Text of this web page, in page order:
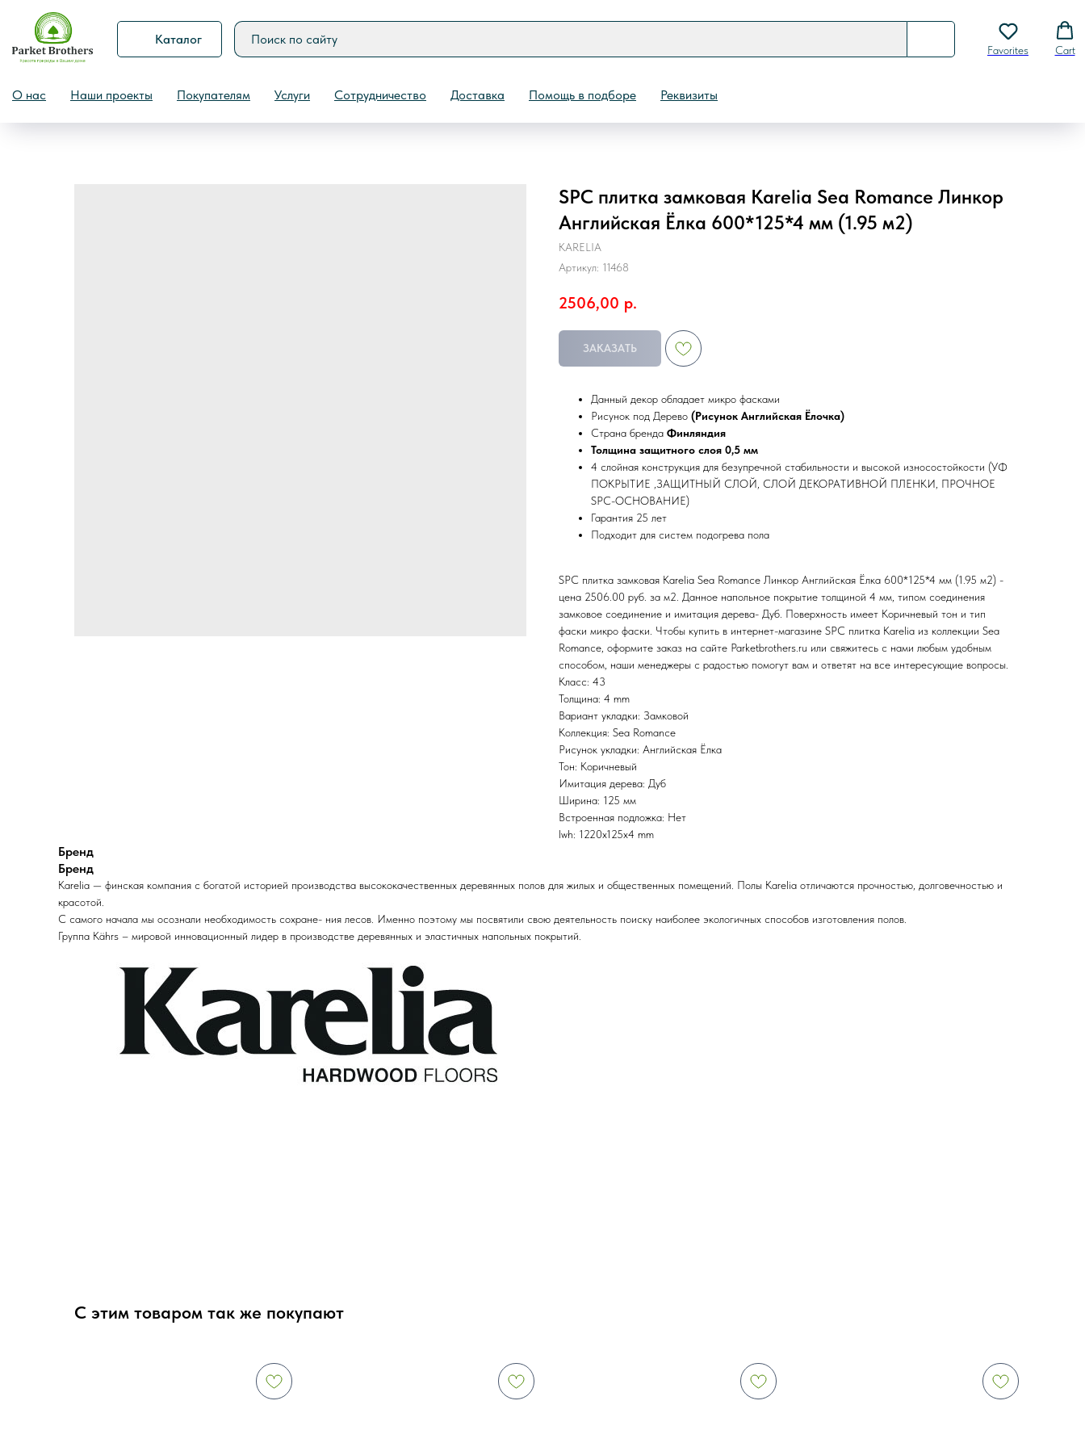
Каталог
Favorites Cart
О нас Наши проекты Покупателям Услуги Сотрудничество Доставка Помощь в подборе Реквизиты
НазадSPC плитка замковая Karelia Sea Romance Линкор
Английская Ёлка 600*125*4 мм (1.95 м2)
KARELIA
Артикул: 11468
2506,00 р.
ЗАКАЗАТЬ
Данный декор обладает микро фасками
Рисунок под Дерево (Рисунок Английская Ёлочка)
Страна бренда Финляндия
Толщина защитного слоя 0,5 мм
4 слойная конструкция для безупречной стабильности и высокой износостойкости (УФ
ПОКРЫТИЕ ,ЗАЩИТНЫЙ СЛОЙ, СЛОЙ ДЕКОРАТИВНОЙ ПЛЕНКИ, ПРОЧНОЕ
SPC-ОСНОВАНИЕ)
Гарантия 25 лет
Подходит для систем подогрева пола
SPC плитка замковая Karelia Sea Romance Линкор Английская Ёлка 600*125*4 мм (1.95 м2) -
цена 2506.00 руб. за м2. Данное напольное покрытие толщиной 4 мм, типом соединения
замковое соединение и имитация дерева- Дуб. Поверхность имеет Коричневый тон и тип
фаски микро фаски. Чтобы купить в интернет-магазине SPC плитка Karelia из коллекции Sea
Romance, оформите заказ на сайте Parketbrothers.ru или свяжитесь с нами любым удобным
способом, наши менеджеры с радостью помогут вам и ответят на все интересующие вопросы.
Класс: 43
Толщина: 4 mm
Вариант укладки: Замковой
Коллекция: Sea Romance
Рисунок укладки: Английская Ёлка
Тон: Коричневый
Имитация дерева: Дуб
Ширина: 125 мм
Встроенная подложка: Нет
lwh: 1220x125x4 mm
Бренд
Бренд
Karelia — финская компания с богатой историей производства высококачественных деревянных полов для жилых и общественных помещений. Полы Karelia отличаются прочностью, долговечностью и
красотой.
С самого начала мы осознали необходимость сохране- ния лесов. Именно поэтому мы посвятили свою деятельность поиску наиболее экологичных способов изготовления полов.
Группа Kährs – мировой инновационный лидер в производстве деревянных и эластичных напольных покрытий.
С этим товаром так же покупают